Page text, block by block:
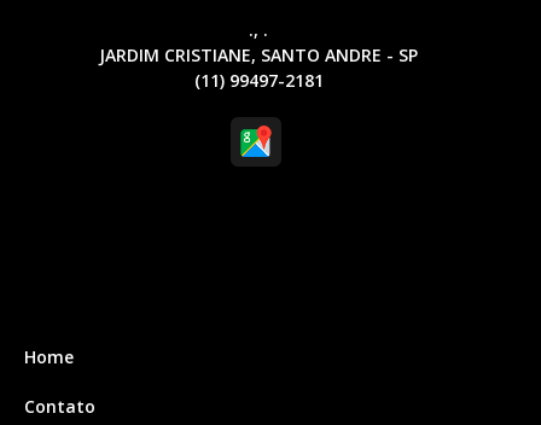
., .
JARDIM CRISTIANE, SANTO ANDRE - SP
(11) 99497-2181
Home
Contato